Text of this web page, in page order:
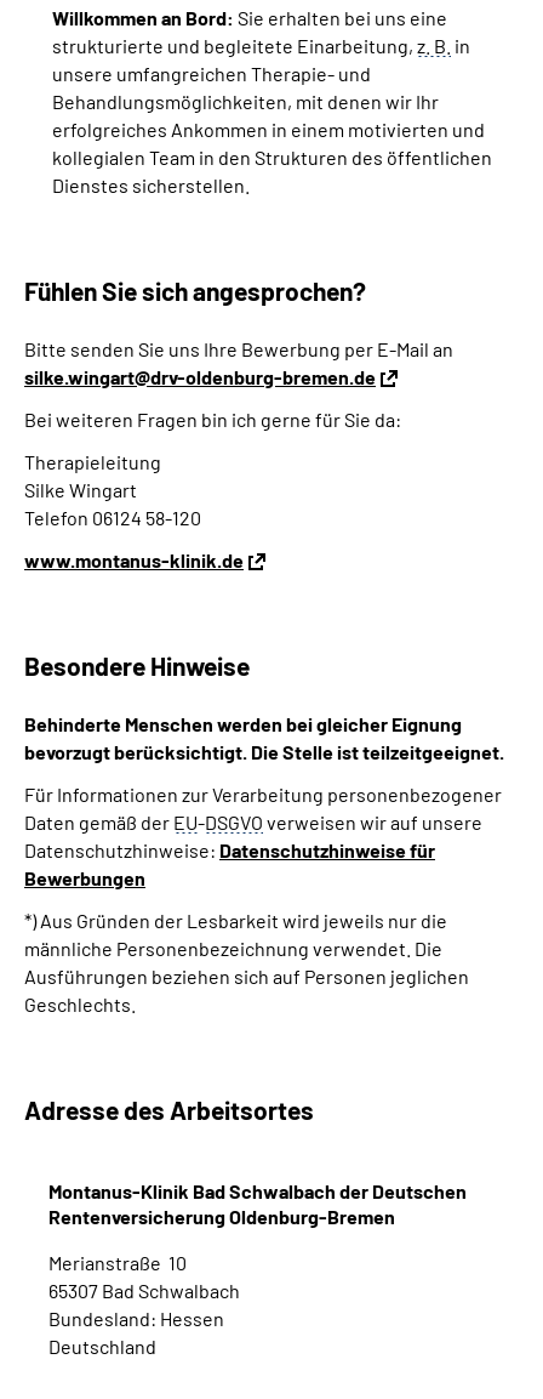
Willkommen an Bord: Sie erhalten bei uns eine
strukturierte und begleitete Einarbeitung, z. B. in
unsere umfangreichen Therapie- und
Behandlungsmöglichkeiten, mit denen wir Ihr
erfolgreiches Ankommen in einem motivierten und
kollegialen Team in den Strukturen des öffentlichen
Dienstes sicherstellen.
Fühlen Sie sich angesprochen?
Bitte senden Sie uns Ihre Bewerbung per E-Mail an
silke.wingart@drv-oldenburg-bremen.de
Bei weiteren Fragen bin ich gerne für Sie da:
Therapieleitung
Silke Wingart
Telefon 06124 58-120
www.montanus-klinik.de
Besondere Hinweise
Behinderte Menschen werden bei gleicher Eignung
bevorzugt berücksichtigt. Die Stelle ist teilzeitgeeignet.
Für Informationen zur Verarbeitung personenbezogener
Daten gemäß der EU-DSGVO verweisen wir auf unsere
Datenschutzhinweise: Datenschutzhinweise für
Bewerbungen
*) Aus Gründen der Lesbarkeit wird jeweils nur die
männliche Personenbezeichnung verwendet. Die
Ausführungen beziehen sich auf Personen jeglichen
Geschlechts.
Adresse des Arbeitsortes
Montanus-Klinik Bad Schwalbach der Deutschen
Rentenversicherung Oldenburg-Bremen
Merianstraße 10
65307 Bad Schwalbach
Bundesland: Hessen
Deutschland